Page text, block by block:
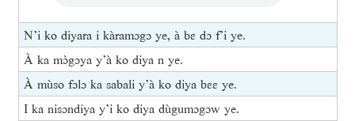
N’i ko diyara i kàramɔgɔ ye, à bɛ dɔ f’i ye.
À ka mɔ̀gɔya y’à ko diya n ye.
À mùso fɔlɔ ka sabali y’à ko diya bɛɛ ye.
I ka nisɔndiya y’i ko diya dùgumɔgɔw ye.